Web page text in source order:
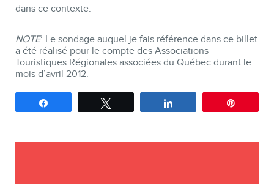
dans ce contexte.
NOTE: Le sondage auquel je fais référence dans ce billet
a été réalisé pour le compte des Associations
Touristiques Régionales associées du Québec durant le
mois d’avril 2012.